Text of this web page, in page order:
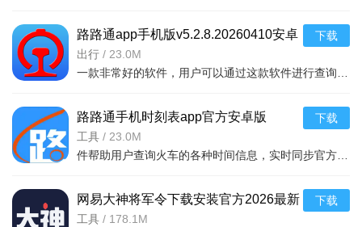
轻量化体验适配碎片化需求：单手竖屏设计适配通勤、睡前
等场景，10分钟左右即可完成一局战斗，教程关卡循序渐进，新
大量肝氪也能体验完整内容，零氪玩家友好度高。
随机元素带来高复玩价值：Roguelike词条与19种塔防建筑的
组合搭配，让每局战斗的流派构建都充满变数，即使重复关卡也
能玩出不同策略。定期更新的活动模式与无尽挑战的排名机制，
进一步激发玩家探索最优搭配的热情，避免玩法单调。
路路通app手机版v5.2.8.20260410安卓
版
出行 / 23.0M
下载
路路通手机时刻表app官方安卓版
v5.2.8.20260410安卓版
工具 / 23.0M
下载
网易大神将军令下载安装官方2026最新
版v4.15.0安卓版
工具 / 178.1M
下载